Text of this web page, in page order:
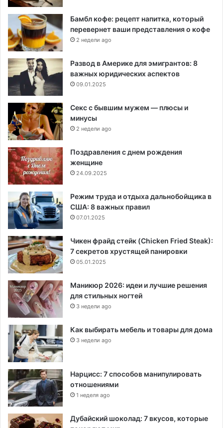
Бамбл кофе: рецепт напитка, который
перевернет ваши представления о кофе
2 недели ago
Развод в Америке для эмигрантов: 8
важных юридических аспектов
09.01.2025
Секс с бывшим мужем — плюсы и
минусы
2 недели ago
Поздравления с днем рождения
женщине
24.09.2025
Режим труда и отдыха дальнобойщика в
США: 8 важных правил
07.01.2025
Чикен фрайд стейк (Chicken Fried Steak):
7 секретов хрустящей панировки
05.01.2025
Маникюр 2026: идеи и лучшие решения
для стильных ногтей
3 недели ago
Как выбирать мебель и товары для дома
3 недели ago
Нарцисс: 7 способов манипулировать
отношениями
1 неделя ago
Дубайский шоколад: 7 вкусов, которые